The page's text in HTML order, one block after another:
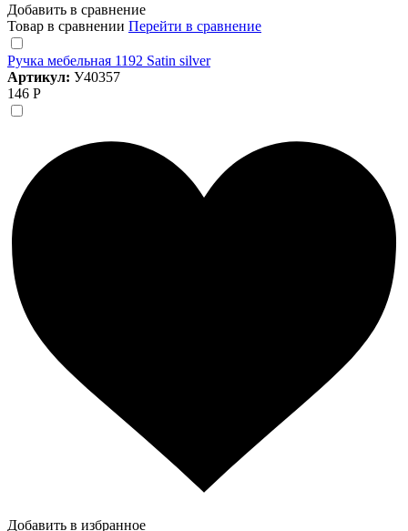
Добавить в сравнение
Товар в сравнении Перейти в сравнение
Ручка мебельная 1192 Satin silver
Артикул: У40357
146 Р
Добавить в избранное